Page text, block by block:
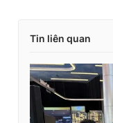
Tin liên quan